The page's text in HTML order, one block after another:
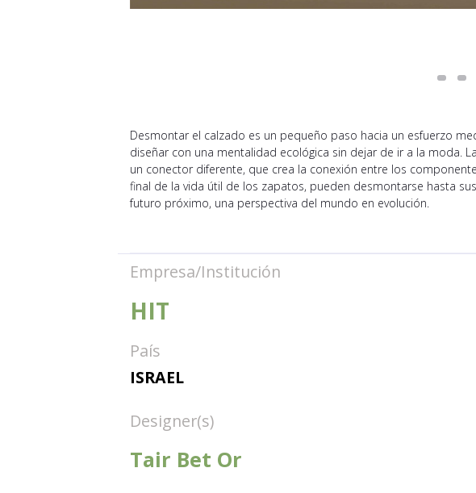
Desmontar el calzado es un pequeño paso hacia un esfuerzo
diseñar con una mentalidad ecológica sin dejar de ir a la moda.
un conector diferente, que crea la conexión entre los
final de la vida útil de los zapatos, pueden desmontarse hasta
futuro próximo, una perspectiva del mundo en evolución.
Empresa/Institución
HIT
País
ISRAEL
Designer(s)
Tair Bet Or